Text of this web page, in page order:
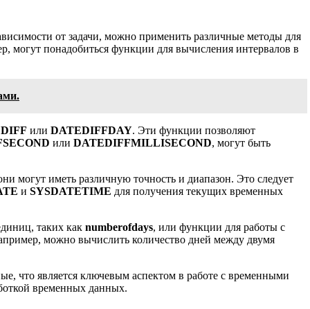
от задачи, можно применить различные методы для
понадобиться функции для вычисления интервалов в
или DATEDIFFDAY. Эти функции позволяют
или DATEDIFFMILLISECOND, могут быть
могут иметь различную точность и диапазон. Это следует
и SYSDATETIME для получения текущих временных
таких как numberofdays, или функции для работы с
можно вычислить количество дней между двумя
что является ключевым аспектом в работе с временными
временных данных.